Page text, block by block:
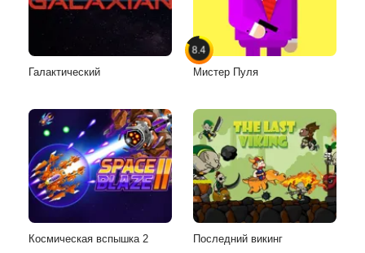
Галактический
8.4
Мистер Пуля
Космическая вспышка 2 Последний викинг